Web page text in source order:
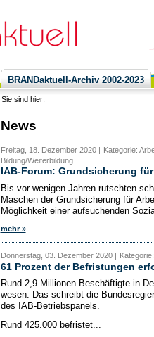
BRANDaktuell-Archiv 2002-2023
Sie sind hier:
News
Freitag, 18. Dezember 2020 |
Kategorie:
Bildung/Weiterbildung
IAB-Forum: Grundsicherung
Bis vor wenigen Jahren rutschten
Maschen der Grundsicherung für
Möglichkeit einer aufsuchenden
mehr »
Donnerstag, 03. Dezember 2020 |
61 Prozent der Befristungen
Rund 2,9 Millionen Beschäftigte in
wesen. Das schreibt die
des IAB-Betriebspanels.
Rund 425.000 befristet...